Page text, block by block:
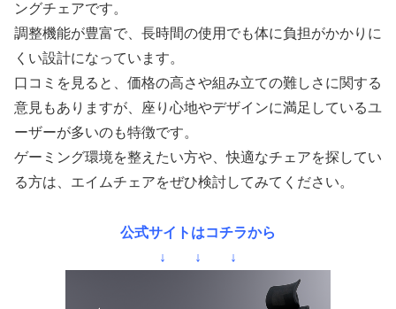
ングチェアです。
調整機能が豊富で、長時間の使用でも体に負担がかかりに
くい設計になっています。
口コミを見ると、価格の高さや組み立ての難しさに関する
意見もありますが、座り心地やデザインに満足しているユ
ーザーが多いのも特徴です。
ゲーミング環境を整えたい方や、快適なチェアを探してい
る方は、エイムチェアをぜひ検討してみてください。
公式サイトはコチラから
↓ ↓ ↓